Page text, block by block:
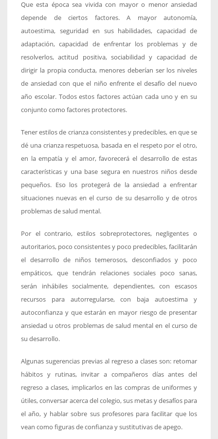
Que esta época sea vivida con mayor o menor ansiedad
depende de ciertos factores. A mayor autonomía,
autoestima, seguridad en sus habilidades, capacidad de
adaptación, capacidad de enfrentar los problemas y de
resolverlos, actitud positiva, sociabilidad y capacidad de
dirigir la propia conducta, menores deberían ser los niveles
de ansiedad con que el niño enfrente el desafío del nuevo
año escolar. Todos estos factores actúan cada uno y en su
conjunto como factores protectores.
Tener estilos de crianza consistentes y predecibles, en que se
dé una crianza respetuosa, basada en el respeto por el otro,
en la empatía y el amor, favorecerá el desarrollo de estas
características y una base segura en nuestros niños desde
pequeños. Eso los protegerá de la ansiedad a enfrentar
situaciones nuevas en el curso de su desarrollo y de otros
problemas de salud mental.
Por el contrario, estilos sobreprotectores, negligentes o
autoritarios, poco consistentes y poco predecibles, facilitarán
el desarrollo de niños temerosos, desconfiados y poco
empáticos, que tendrán relaciones sociales poco sanas,
serán inhábiles socialmente, dependientes, con escasos
recursos para autorregularse, con baja autoestima y
autoconfianza y que estarán en mayor riesgo de presentar
ansiedad u otros problemas de salud mental en el curso de
su desarrollo.
Algunas sugerencias previas al regreso a clases son: retomar
hábitos y rutinas, invitar a compañeros días antes del
regreso a clases, implicarlos en las compras de uniformes y
útiles, conversar acerca del colegio, sus metas y desafíos para
el año, y hablar sobre sus profesores para facilitar que los
vean como figuras de confianza y sustitutivas de apego.